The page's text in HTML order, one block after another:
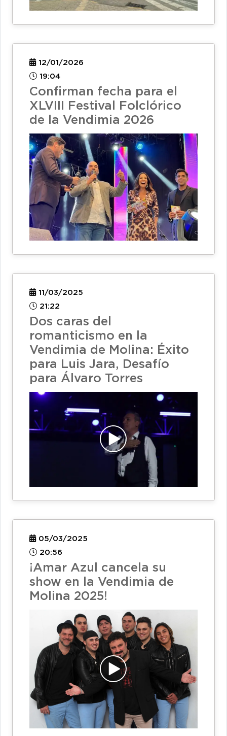
12/01/2026
19:04
Confirman fecha para el
XLVIII Festival Folclórico
de la Vendimia 2026
11/03/2025
21:22
Dos caras del
romanticismo en la
Vendimia de Molina: Éxito
para Luis Jara, Desafío
para Álvaro Torres
05/03/2025
20:56
¡Amar Azul cancela su
show en la Vendimia de
Molina 2025!